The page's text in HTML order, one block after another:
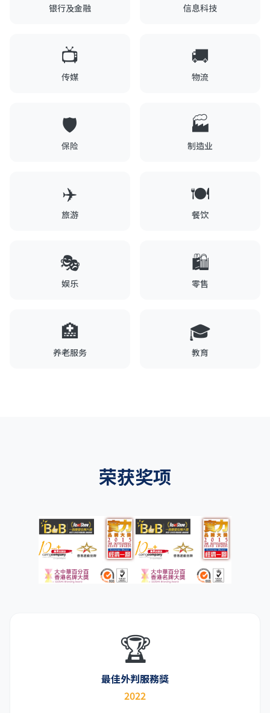
银行及金融 信息科技
📺
传媒
🚚
物流
🛡️
保险
🏭
制造业
✈️
旅游
🍽️
餐饮
🎭
娱乐
🛍️
零售
🏥
养老服务
🎓
教育
荣获奖项
🏆
最佳外判服務獎
2022